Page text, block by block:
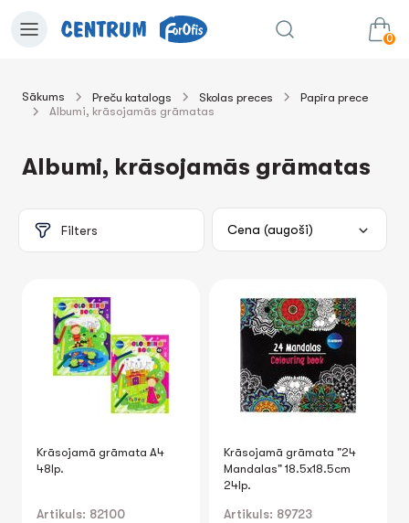
0
uz grozu
Sākums Preču katalogs Skolas preces
Papīra prece
Albumi, krāsojamās grāmatas
Albumi, krāsojamās grāmatas
Filters
Krāsojamā grāmata A4
48lp.
Artikuls: 82100
Krāsojamā grāmata "24
Mandalas" 18.5x18.5cm
24lp.
Artikuls: 89723